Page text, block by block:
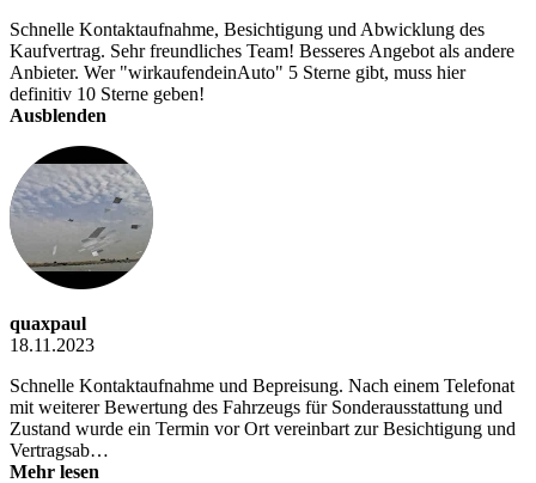
Schnelle Kontaktaufnahme, Besichtigung und Abwicklung des
Kaufvertrag. Sehr freundliches Team! Besseres Angebot als andere
Anbieter. Wer "wirkaufendeinAuto" 5 Sterne gibt, muss hier
definitiv 10 Sterne geben!
Ausblenden
quaxpaul
18.11.2023
Schnelle Kontaktaufnahme und Bepreisung. Nach einem Telefonat
mit weiterer Bewertung des Fahrzeugs für Sonderausstattung und
Zustand wurde ein Termin vor Ort vereinbart zur Besichtigung und
Vertragsab…
Mehr lesen